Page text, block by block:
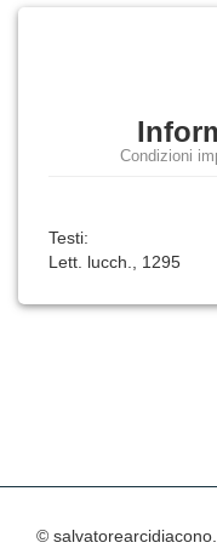
Condizioni
Testi:
Lett. lucch., 1295
©